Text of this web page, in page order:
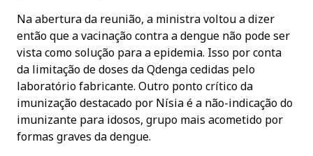
Na abertura da reunião, a ministra voltou a dizer
então que a vacinação contra a dengue não pode ser
vista como solução para a epidemia. Isso por conta
da limitação de doses da Qdenga cedidas pelo
laboratório fabricante. Outro ponto crítico da
imunização destacado por Nísia é a não-indicação do
imunizante para idosos, grupo mais acometido por
formas graves da dengue.